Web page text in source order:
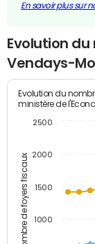
En savoir plus sur
Evolution
Vendays-
Nombre de foyers fiscaux
Evolution du
ministère de
1000
1500
2000
2500